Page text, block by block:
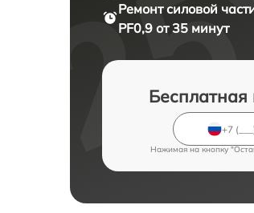
Ремонт силовой
PF0,9 от 35 минут
Бесплатная
Нажимая на кнопку